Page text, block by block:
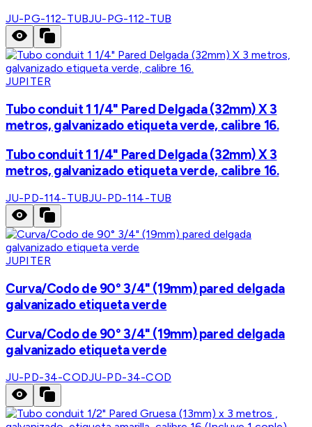
JU-PG-112-TUBJU-PG-112-TUB
JUPITER
Tubo conduit 1 1/4" Pared Delgada (32mm) X 3
metros, galvanizado etiqueta verde, calibre 16.
Tubo conduit 1 1/4" Pared Delgada (32mm) X 3
metros, galvanizado etiqueta verde, calibre 16.
JU-PD-114-TUBJU-PD-114-TUB
JUPITER
Curva/Codo de 90° 3/4" (19mm) pared delgada
galvanizado etiqueta verde
Curva/Codo de 90° 3/4" (19mm) pared delgada
galvanizado etiqueta verde
JU-PD-34-CODJU-PD-34-COD